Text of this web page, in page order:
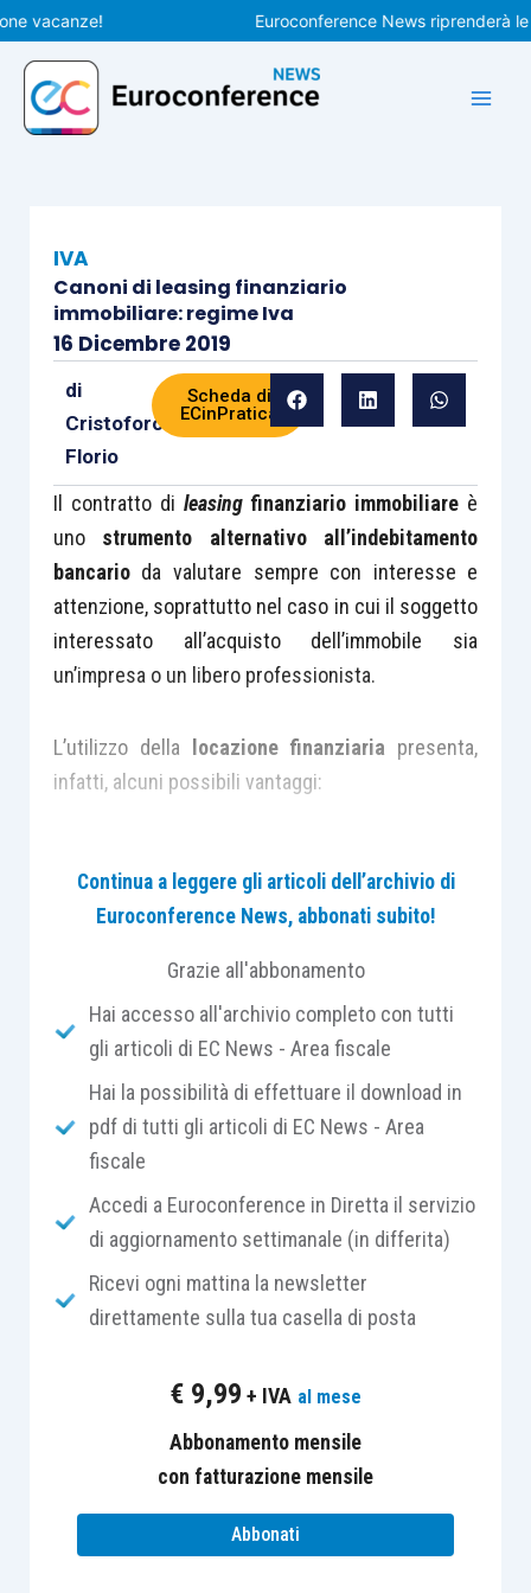
Vai
al
contenuto
Euroconference News riprenderà le
IVA
Canoni di leasing finanziario
immobiliare: regime Iva
16 Dicembre 2019
di
Cristoforo
Florio
Scheda di
ECinPratica
Il contratto di leasingfinanziario immobiliare è
uno strumento alternativo all’indebitamento
bancarioda valutare sempre con interesse e
attenzione, soprattutto nel caso in cui il soggetto
interessato all’acquisto dell’immobile sia
un’impresa o un libero professionista.
L’utilizzo della locazione finanziaria presenta,
infatti, alcuni possibili vantaggi:
accedere all’investimento con unminore
esborso finanziario iniziale a titolo di
maxi-canone iniziale rispetto all’apporto di
dalla banca per la stipula di un mutuo
ipotecario;
sul piano patrimoniale, in quanto
l’immobile detenuto inleasing
non è
aggredibile da parte di eventuali
creditori, dal momento che non è di
proprietà dell’utilizzatore;
imposte sui redditi – consente la
deduzione del costo dell’investimento
rispetto all’ammortamento(
comma 7, Tuir). Inoltre, il
immobiliare rappresenta, per i
contrattuale che consente di portare in
Continua a leggere gli articoli dell’archivio di
Euroconference News, abbonati subito!
Grazie all'abbonamento
Hai accesso all'archivio completo con tutti
gli articoli di EC News - Area fiscale
Hai la possibilità di effettuare il download in
pdf di tutti gli articoli di EC News - Area
fiscale
Accedi a Euroconference in Diretta il servizio
di aggiornamento settimanale (in differita)
Ricevi ogni mattina la newsletter
direttamente sulla tua casella di posta
€ 9,99 + IVA al mese
Abbonamento mensile
con fatturazione mensile
Abbonati